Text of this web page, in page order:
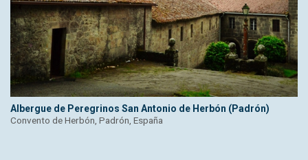
Albergue de Peregrinos San Antonio de Herbón (Padrón)
Convento de Herbón, Padrón, España